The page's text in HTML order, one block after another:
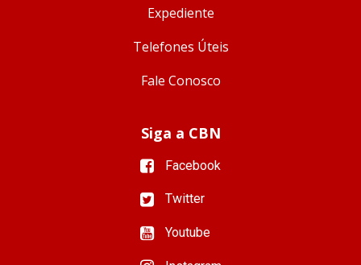
Expediente
Telefones Úteis
Fale Conosco
Siga a CBN
Facebook
Twitter
Youtube